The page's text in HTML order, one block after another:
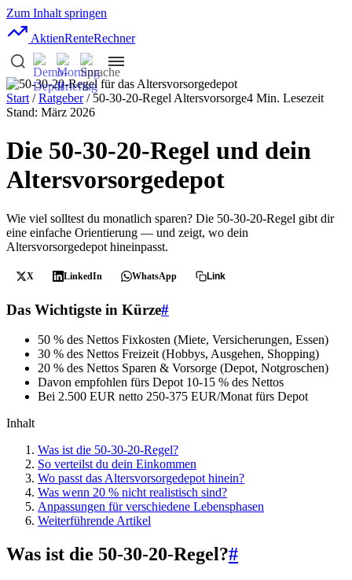
Zum Inhalt springen
AktienRenteRechner
Start /Ratgeber/ 50-30-20-Regel Altersvorsorge4 Min. Lesezeit
Stand: März 2026
Die 50-30-20-Regel und dein
Altersvorsorgedepot
Wie viel solltest du monatlich sparen? Die 50-30-20-Regel gibt dir
eine einfache Orientierung — und zeigt, wo dein
Altersvorsorgedepot hineinpasst.
X LinkedIn WhatsApp Link
Das Wichtigste in Kürze#
50 % des Nettos Fixkosten (Miete, Versicherungen, Essen)
30 % des Nettos Freizeit (Hobbys, Ausgehen, Shopping)
20 % des Nettos Sparen & Vorsorge (Depot, Notgroschen)
Davon empfohlen fürs Depot 10-15 % des Nettos
Bei 2.500 EUR netto 250-375 EUR/Monat fürs Depot
Inhalt
Was ist die 50-30-20-Regel?
So verteilst du dein Einkommen
Wo passt das Altersvorsorgedepot hinein?
Was wenn 20 % nicht realistisch sind?
Anpassungen für verschiedene Lebensphasen
Weiterführende Artikel
Was ist die 50-30-20-Regel?#